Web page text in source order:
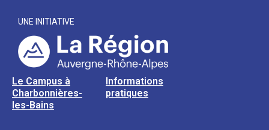
UNE INITIATIVE
Le Campus à
Charbonnières-
les-Bains
Informations
pratiques